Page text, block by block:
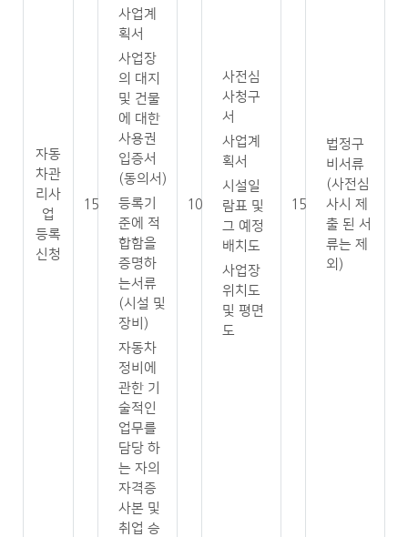
자동
차관
리사
업
등록
신청
15
사업계
획서
사업장
의 대지
및 건물
에 대한
사용권
입증서
(동의서)
등록기
준에 적
합함을
증명하
는서류
(시설 및
장비)
자동차
정비에
관한 기
술적인
업무를
담당 하
는 자의
자격증
사본 및
취업 승
10
사전심
사청구
서
사업계
획서
시설일
람표 및
그 예정
배치도
사업장
위치도
및 평면
도
15
법정구
비서류
(사전심
사시 제
출 된 서
류는 제
외)